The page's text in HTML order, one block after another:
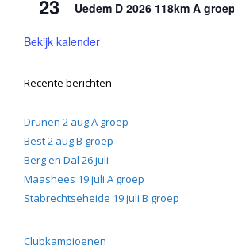
23 Uedem D 2026 118km A groep
Bekijk kalender
Recente berichten
Drunen 2 aug A groep
Best 2 aug B groep
Berg en Dal 26 juli
Maashees 19 juli A groep
Stabrechtseheide 19 juli B groep
Clubkampioenen